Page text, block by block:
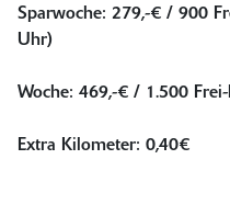
Sparwoche: 279,-€ / 900
Uhr)
Woche: 469,-€ / 1.500
Extra Kilometer: 0,40€